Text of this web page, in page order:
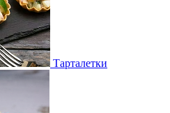
Тарталетки